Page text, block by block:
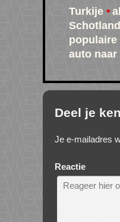
Turkije
Schotland
auto naar
Deel je
Je e-mailadres
Reactie